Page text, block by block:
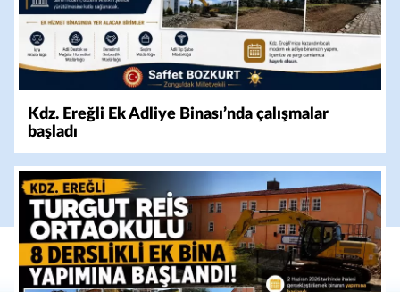
Kdz. Ereğli Ek Adliye Binası’nda çalışmalar
başladı